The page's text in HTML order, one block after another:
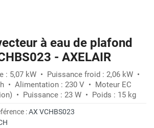
à eau de plafond
- AXELAIR
: 5,07 kW • Puissance froid : 2,06 kW •
• Alimentation : 230 V • Moteur EC
• Puissance : 23 W • Poids : 15 kg
:AX VCHBS023